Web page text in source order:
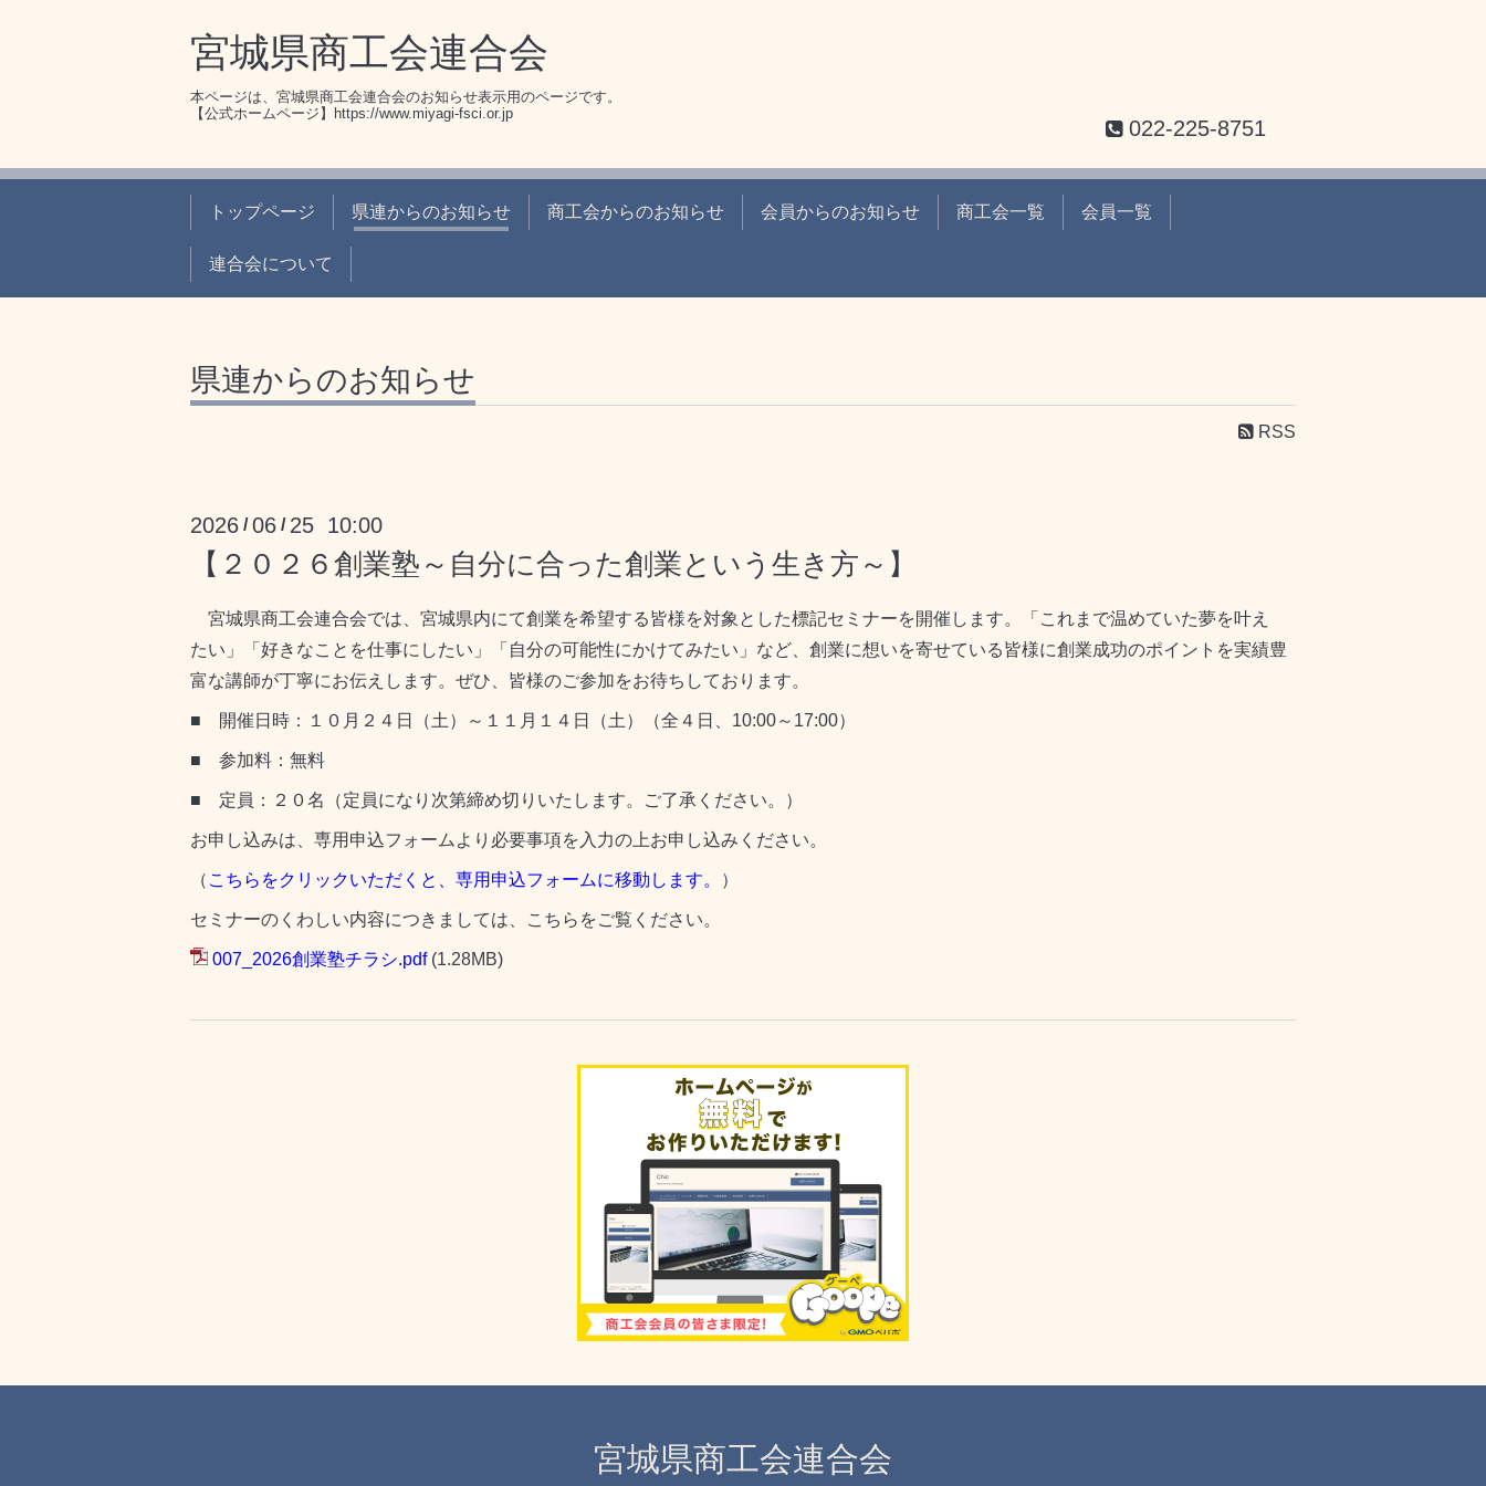
宮城県商工会連合会
本ページは、宮城県商工会連合会のお知らせ表示用のページです。
【公式ホームページ】https://www.miyagi-fsci.or.jp
022-225-8751
トップページ 県連からのお知らせ 商工会からのお知らせ 会員からのお知らせ 商工会一覧 会員一覧
連合会について
県連からのお知らせ
RSS
2026 /06 / 25 10:00
【２０２６創業塾～自分に合った創業という生き方～】
宮城県商工会連合会では、宮城県内にて創業を希望する皆様を対象とした標記セミナーを開催します。「これまで温めていた夢を叶え
たい」「好きなことを仕事にしたい」「自分の可能性にかけてみたい」など、創業に想いを寄せている皆様に創業成功のポイントを実績豊
富な講師が丁寧にお伝えします。ぜひ、皆様のご参加をお待ちしております。
■ 開催日時：１０月２４日（土）～１１月１４日（土）（全４日、10:00～17:00）
■ 参加料：無料
■ 定員：２０名（定員になり次第締め切りいたします。ご了承ください。）
お申し込みは、専用申込フォームより必要事項を入力の上お申し込みください。
（ こちらをクリックいただくと、専用申込フォームに移動します。 ）
セミナーのくわしい内容につきましては、こちらをご覧ください。
007_2026創業塾チラシ.pdf(1.28MB)
宮城県商工会連合会